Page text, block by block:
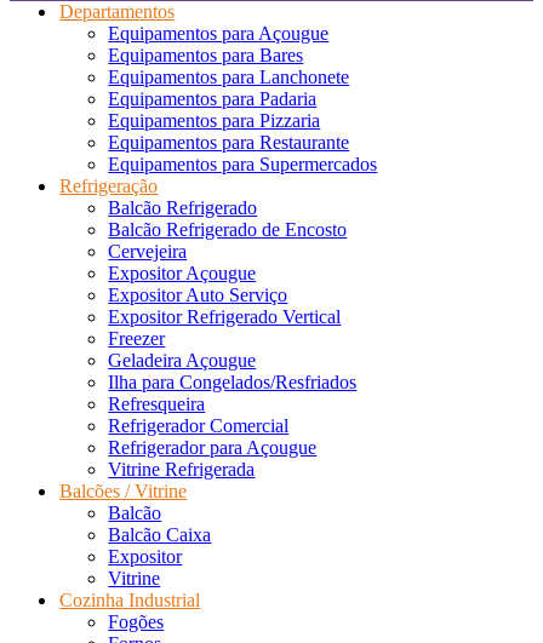
Departamentos
Equipamentos para Açougue
Equipamentos para Bares
Equipamentos para Lanchonete
Equipamentos para Padaria
Equipamentos para Pizzaria
Equipamentos para Restaurante
Equipamentos para Supermercados
Refrigeração
Balcão Refrigerado
Balcão Refrigerado de Encosto
Cervejeira
Expositor Açougue
Expositor Auto Serviço
Expositor Refrigerado Vertical
Freezer
Geladeira Açougue
Ilha para Congelados/Resfriados
Refresqueira
Refrigerador Comercial
Refrigerador para Açougue
Vitrine Refrigerada
Balcões / Vitrine
Balcão
Balcão Caixa
Expositor
Vitrine
Cozinha Industrial
Fogões